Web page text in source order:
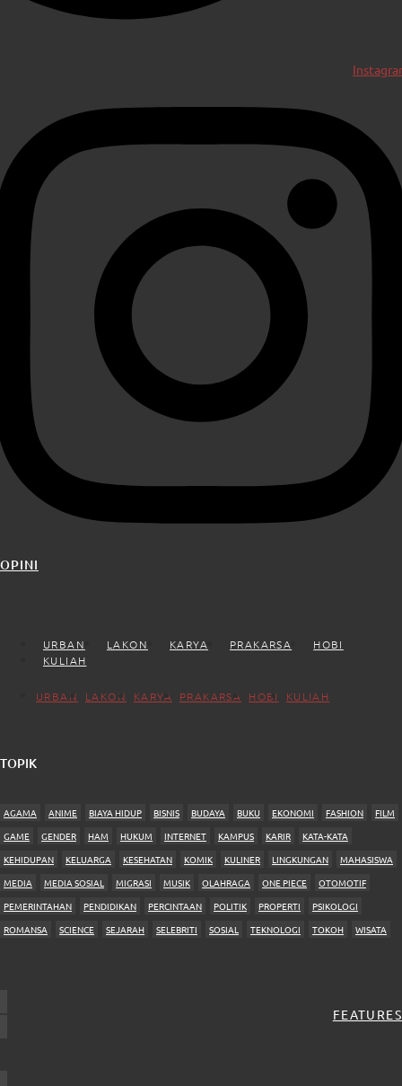
OPINI
URBAN LAKON KARYA PRAKARSA
HOBI
KULIAH
URBAN LAKON KARYA PRAKARSA HOBI KULIAH
TOPIK
AGAMA ANIME BIAYA HIDUP BISNIS BUDAYA BUKU EKONOMI FASHION
FILM
GAME
GENDER HAM HUKUM INTERNET KAMPUS KARIR
KATA-KATA
KEHIDUPAN
KELUARGA KESEHATAN KOMIK KULINER LINGKUNGAN
MAHASISWA
MEDIA
MEDIA SOSIAL MIGRASI MUSIK OLAHRAGA ONE PIECE
OTOMOTIF
PEMERINTAHAN
PENDIDIKAN PERCINTAAN POLITIK PROPERTI
PSIKOLOGI
ROMANSA
SCIENCE SEJARAH SELEBRITI SOSIAL TEKNOLOGI TOKOH WISATA
FEATURES